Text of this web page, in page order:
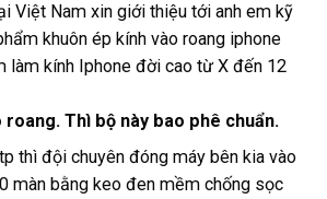
xịn
miễn
phí.
tôt
dùng
trâu
bền
Việt Nam xin giới thiệu tới anh em kỹ
khuôn ép kính vào roang iphone
làm kính Iphone đời cao từ X đến 12
Thì bộ này bao phê chuẩn.
thì đội chuyên đóng máy bên kia vào
màn bằng keo đen mềm chống sọc